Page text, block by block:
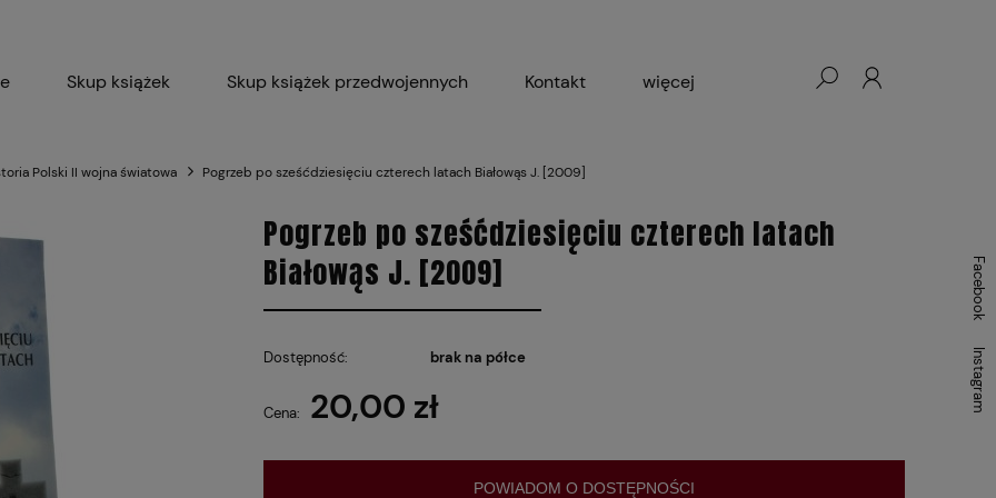
Skup książek Skup książek przedwojennych Kontakt więcej
Polski II wojna światowa Pogrzeb po sześćdziesięciu czterech latach Białowąs J. [2009]
Pogrzeb po sześćdziesięciu czterech latach
Białowąs J. [2009]
Dostępność: brak na półce
Cena: 20,00 zł
POWIADOM O DOSTĘPNOŚCI
Facebook
Instagram